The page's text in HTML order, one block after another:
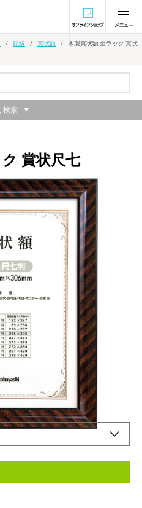
オンラインショ
額縁 賞状額
木製賞状額 金ラック 賞状
賞状尺七
額縁
に便利な吊りヒモセット付きで
ショップ
検索